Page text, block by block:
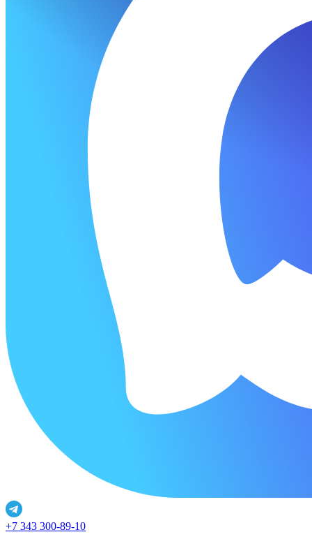
+7 343 300-89-10